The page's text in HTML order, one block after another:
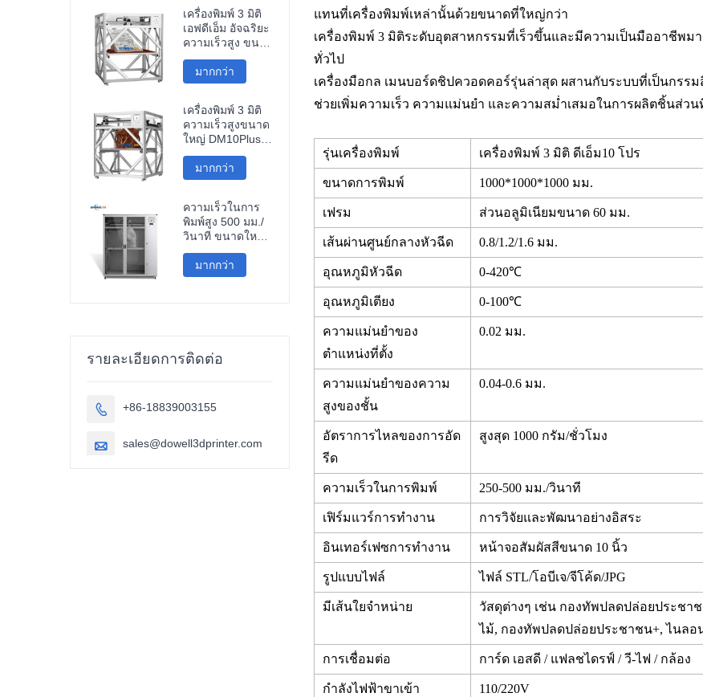
แทนที่เครื่องพิมพ์เหล่านั้นด้วยขนาดที่ใหญ่กว่า
เครื่องพิมพ์ 3 มิติระดับอุตสาหกรรมที่เร็วขึ้นและมีความเป็นมืออาชีพม
ทั่วไป
เครื่องมือกล เมนบอร์ดชิปควอดคอร์รุ่นล่าสุด ผสานกับระบบที่เป็นกรรม
ช่วยเพิ่มความเร็ว ความแม่นยำ และความสม่ำเสมอในการผลิตชิ้นส่ว
รุ่นเครื่องพิมพ์ เครื่องพิมพ์ 3 มิติ ดีเอ็ม10 โปร
ขนาดการพิมพ์ 1000*1000*1000 มม.
เฟรม ส่วนอลูมิเนียมขนาด 60 มม.
เส้นผ่านศูนย์กลางหัวฉีด 0.8/1.2/1.6 มม.
อุณหภูมิหัวฉีด 0-420℃
อุณหภูมิเตียง 0-100℃
ความแม่นยำของ
ตำแหน่งที่ตั้ง
0.02 มม.
ความแม่นยำของความ
สูงของชั้น
0.04-0.6 มม.
อัตราการไหลของการอัด
รีด
สูงสุด 1000 กรัม/ชั่วโมง
ความเร็วในการพิมพ์ 250-500 มม./วินาที
เฟิร์มแวร์การทำงาน การวิจัยและพัฒนาอย่างอิสระ
อินเทอร์เฟซการทำงาน หน้าจอสัมผัสสีขนาด 10 นิ้ว
รูปแบบไฟล์ ไฟล์ STL/โอบีเจ/จีโค้ด/JPG
มีเส้นใยจำหน่าย
วัสดุต่างๆ เช่น กองทัพปลดปล่อยประชาช
ไม้, กองทัพปลดปล่อยประชาชน+, ไนลอ
การเชื่อมต่อ การ์ด เอสดี / แฟลชไดรฟ์ / วี-ไฟ / กล้อง
กำลังไฟฟ้าขาเข้า 110/220V
เครื่องพิมพ์ 3 มิติ
เอฟดีเอ็ม อัจฉริยะ
ความเร็วสูง ขนาด
1200*1200*1200
มม. ราคาถูก เชื่อม
ต่อ ไวไฟ
เครื่องพิมพ์ 3 มิติ
ความเร็วสูง
มากกว่า
เครื่องพิมพ์ 3 มิติ
ความเร็วสูงขนาด
ใหญ่ DM10Plus
ขนาด 1000 มม.
มากกว่า
ความเร็วในการ
พิมพ์สูง 500 มม./
วินาที ขนาดใหญ่
1000 มม.
เครื่องพิมพ์ 3 มิติ
คาร์บอนไฟเบอร์
มากกว่า
รายละเอียดการติดต่อ
 +86-18839003155
 sales@dowell3dprinter.com